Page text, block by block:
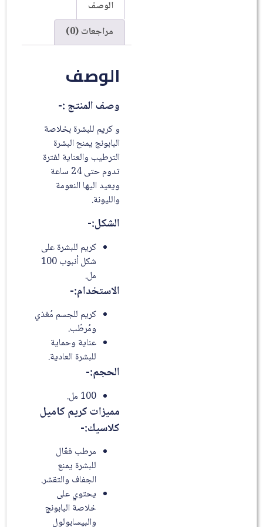
الوصف
مراجعات (0)
الوصف
وصف المنتج :-
و كريم للبشرة بخلاصة
البابونج يمنح البشرة
الترطيب والعناية لفترة
تدوم حتى 24 ساعة
ويعيد اليها النعومة
والليونة.
الشكل:-
كريم للبشرة على
شكل أنبوب 100
مل.
الاستخدام:-
كريم للجسم مُغذي
ومُرطّب.
عناية وحماية
للبشرة العادية.
الحجم:-
100 مل.
مميزات كريم كاميل
كلاسيك:-
مرطب فعّال
للبشرة يمنع
الجفاف والتقشر.
يحتوي على
خلاصة البابونج
والبيسابولول